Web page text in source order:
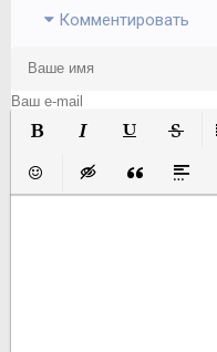
Комментировать
Вставить смайлик
Вставка скрытого
Вставка